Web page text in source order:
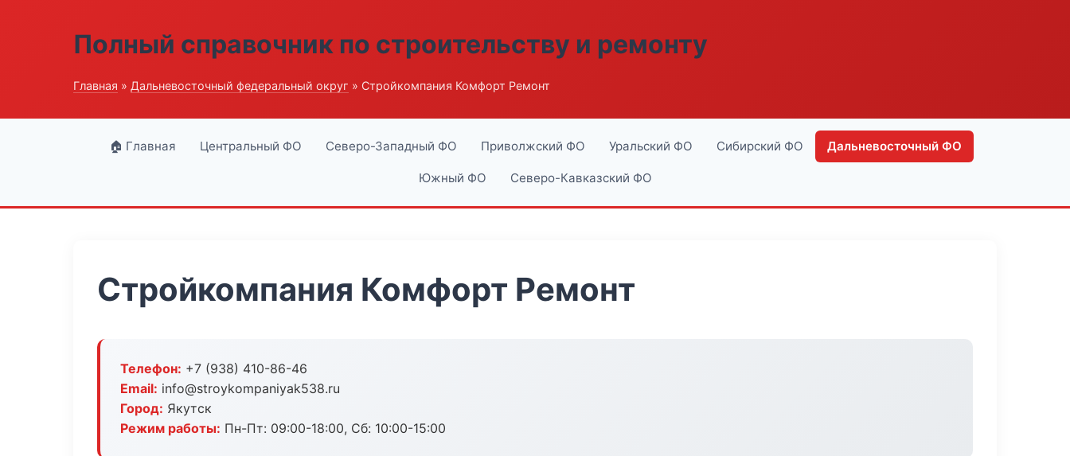
Полный справочник по строительству и ремонту
Главная » Дальневосточный федеральный округ » Стройкомпания Комфорт Ремонт
🏠 Главная Центральный ФО Северо-Западный ФО Приволжский ФО Уральский ФО Сибирский ФО Дальневосточный ФО
Южный ФО Северо-Кавказский ФО
Стройкомпания Комфорт Ремонт
Телефон: +7 (938) 410-86-46
Email: info@stroykompaniyak538.ru
Город: Якутск
Режим работы: Пн-Пт: 09:00-18:00, Сб: 10:00-15:00